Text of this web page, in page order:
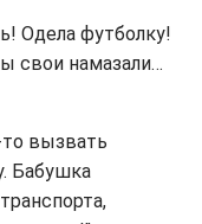
Одела футболку!
свои намазали…
то вызвать
Бабушка